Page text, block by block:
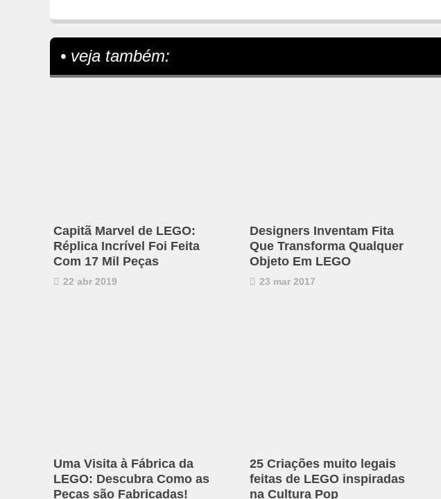
• veja também:
Capitã Marvel de LEGO:
Réplica Incrível Foi Feita
Com 17 Mil Peças
22 abr 2019
Designers Inventam Fita
Que Transforma Qualquer
Objeto Em LEGO
23 mar 2017
Uma Visita à Fábrica da
LEGO: Descubra Como as
Peças são Fabricadas!
25 Criações muito legais
feitas de LEGO inspiradas
na Cultura Pop